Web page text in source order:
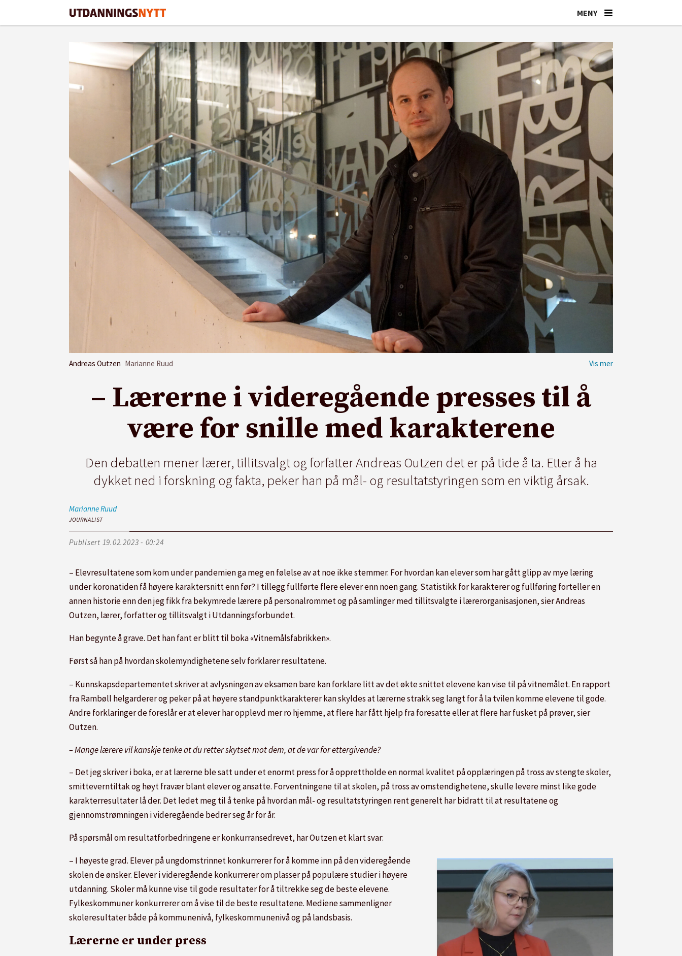
Andreas Outzen Marianne Ruud
– Lærerne i videregående presses til å
være for snille med karakterene
Den debatten mener lærer, tillitsvalgt og forfatter Andreas Outzen det er på tide å ta. Etter å ha
dykket ned i forskning og fakta, peker han på mål- og resultatstyringen som en viktig årsak.
MarianneRuud
JOURNALIST
Publisert 19.02.2023 - 00:24
– Elevresultatene som kom under pandemien ga meg en følelse av at noe ikke stemmer. For hvordan kan elever som har gått glipp av mye læring
under koronatiden få høyere karaktersnitt enn før? I tillegg fullførte flere elever enn noen gang. Statistikk for karakterer og fullføring forteller en
annen historie enn den jeg fikk fra bekymrede lærere på personalrommet og på samlinger med tillitsvalgte i lærerorganisasjonen, sier Andreas
Outzen, lærer, forfatter og tillitsvalgt i Utdanningsforbundet.
Han begynte å grave. Det han fant er blitt til boka «Vitnemålsfabrikken».
Først så han på hvordan skolemyndighetene selv forklarer resultatene.
– Kunnskapsdepartementet skriver at avlysningen av eksamen bare kan forklare litt av det økte snittet elevene kan vise til på vitnemålet. En rapport
fra Rambøll helgarderer og peker på at høyere standpunktkarakterer kan skyldes at lærerne strakk seg langt for å la tvilen komme elevene til gode.
Andre forklaringer de foreslår er at elever har opplevd mer ro hjemme, at flere har fått hjelp fra foresatte eller at flere har fusket på prøver, sier
Outzen.
– Mange lærere vil kanskje tenke at du retter skytset mot dem, at de var for ettergivende?
– Det jeg skriver i boka, er at lærerne ble satt under et enormt press for å opprettholde en normal kvalitet på opplæringen på tross av stengte skoler,
smitteverntiltak og høyt fravær blant elever og ansatte. Forventningene til at skolen, på tross av omstendighetene, skulle levere minst like gode
karakterresultater lå der. Det ledet meg til å tenke på hvordan mål- og resultatstyringen rent generelt har bidratt til at resultatene og
gjennomstrømningen i videregående bedrer seg år for år.
På spørsmål om resultatforbedringene er konkurransedrevet, har Outzen et klart svar:
– I høyeste grad. Elever på ungdomstrinnet konkurrerer for å komme inn på den videregående
skolen de ønsker. Elever i videregående konkurrerer om plasser på populære studier i høyere
utdanning. Skoler må kunne vise til gode resultater for å tiltrekke seg de beste elevene.
Fylkeskommuner konkurrerer om å vise til de beste resultatene. Mediene sammenligner
skoleresultater både på kommunenivå, fylkeskommunenivå og på landsbasis.
Lærerne er under press